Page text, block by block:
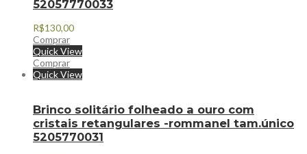
52057770033
R$130,00
Comprar
Quick View
Comprar
Quick View
Brinco solitário folheado a ouro com
cristais retangulares -rommanel tam.único
5205770031